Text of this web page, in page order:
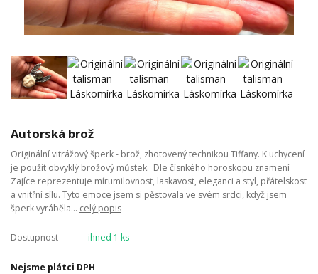
Autorská brož
Originální vitrážový šperk - brož, zhotovený technikou Tiffany. K uchycení
je použit obvyklý brožový můstek. Dle čísnkého horoskopu znamení
Zajíce reprezentuje mírumilovnost, laskavost, eleganci a styl, přátelskost
a vnitřní sílu. Tyto emoce jsem si pěstovala ve svém srdci, když jsem
šperk vyráběla... celý popis
Dostupnost ihned 1 ks
Nejsme plátci DPH